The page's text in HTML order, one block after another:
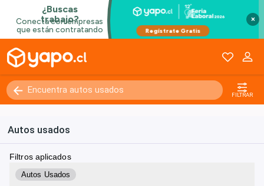
×
FILTRAR
Autos usados
Filtros aplicados
Autos Usados